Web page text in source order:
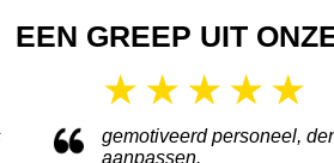
EEN GREEP UIT
flexibel als je wat wilt